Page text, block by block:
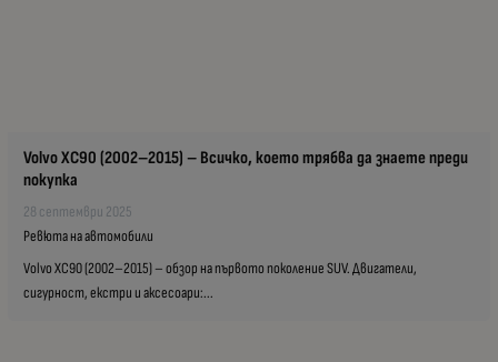
Volvo XC90 (2002–2015) – Всичко, което трябва да знаете преди
покупка
28 септември 2025
Ревюта на автомобили
Volvo XC90 (2002–2015) – обзор на първото поколение SUV. Двигатели,
сигурност, екстри и аксесоари:...